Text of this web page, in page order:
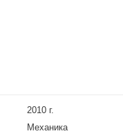
2010 г.
Механика